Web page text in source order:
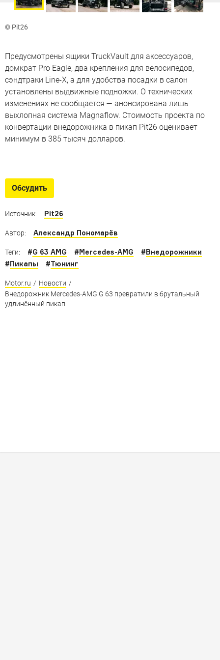
© Pit26
Предусмотрены ящики TruckVault для аксессуаров,
домкрат Pro Eagle, два крепления для велосипедов,
сэндтраки Line-X, а для удобства посадки в салон
установлены выдвижные подножки. О технических
изменениях не сообщается — анонсирована лишь
выхлопная система Magnaflow. Стоимость проекта по
конвертации внедорожника в пикап Pit26 оценивает
минимум в 385 тысяч долларов.
Самые смелые проекты главных тюнеров Mercedes-
Обсудить
Источник: Pit26
Автор: Александр Пономарёв
Теги: #G 63 AMG #Mercedes-AMG #Внедорожники
#Пикапы #Тюнинг
Motor.ru / Новости /
Внедорожник Mercedes-AMG G 63 превратили в брутальный
удлинённый пикап